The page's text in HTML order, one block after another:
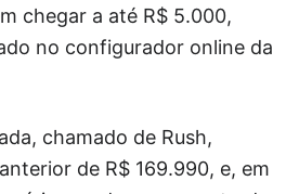
chegar a até R$ 5.000,
no configurador online da
chamado de Rush,
de R$ 169.990, e, em